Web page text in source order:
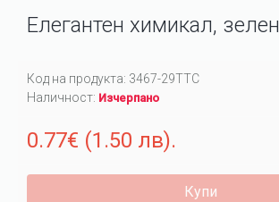
Елегантен химикал, зелен
Код на продукта: 3467-29TTC
Наличност: Изчерпано
0.77€ (1.50 лв).
Купи